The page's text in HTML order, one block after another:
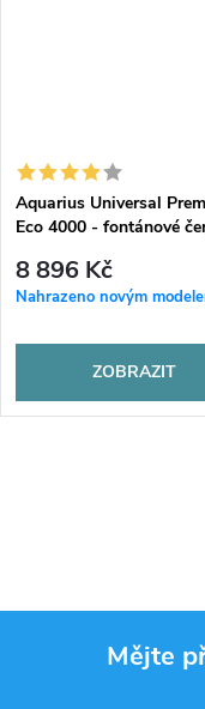
Aquarius Universal
Eco 4000 - fontánové
8 896 Kč
Nahrazeno novým
ZOBRAZIT
Mějte